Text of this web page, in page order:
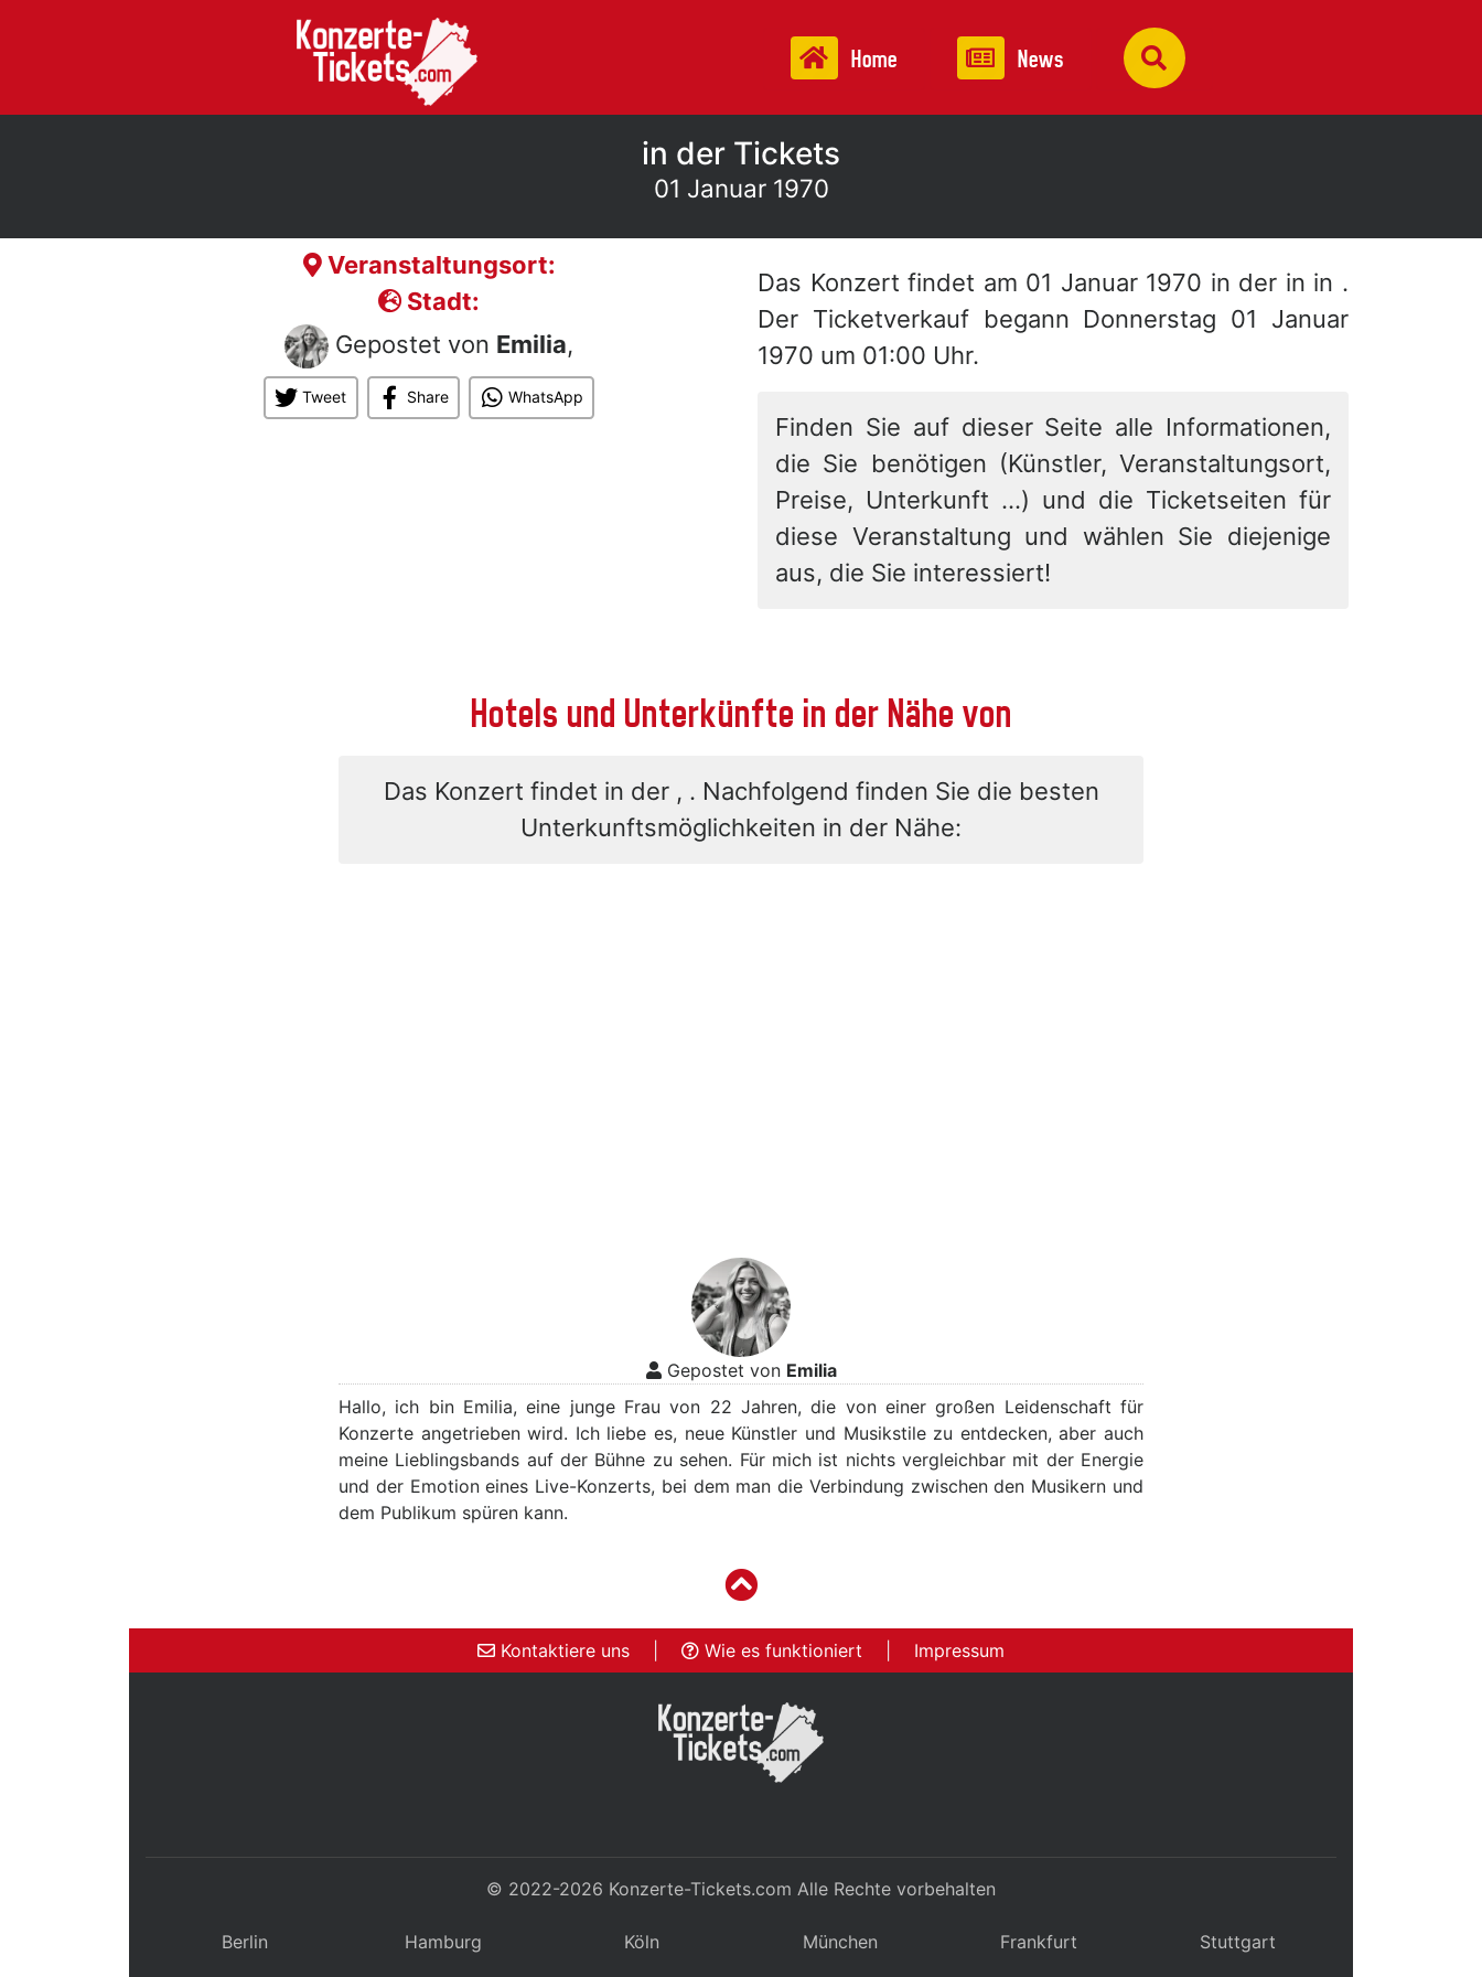
Home News
in der Tickets
01 Januar 1970
Veranstaltungsort:
Stadt:
Gepostet von Emilia,
Tweet Share WhatsApp
Das Konzert findet am 01 Januar 1970 in der in in .
Der Ticketverkauf begann Donnerstag 01 Januar
1970 um 01:00 Uhr.
Finden Sie auf dieser Seite alle Informationen,
die Sie benötigen (Künstler, Veranstaltungsort,
Preise, Unterkunft ...) und die Ticketseiten für
diese Veranstaltung und wählen Sie diejenige
aus, die Sie interessiert!
Hotels und Unterkünfte in der Nähe von
Das Konzert findet in der , . Nachfolgend finden Sie die besten
Unterkunftsmöglichkeiten in der Nähe:
Gepostet von Emilia
Hallo, ich bin Emilia, eine junge Frau von 22 Jahren, die von einer großen Leidenschaft für
Konzerte angetrieben wird. Ich liebe es, neue Künstler und Musikstile zu entdecken, aber auch
meine Lieblingsbands auf der Bühne zu sehen. Für mich ist nichts vergleichbar mit der Energie
und der Emotion eines Live-Konzerts, bei dem man die Verbindung zwischen den Musikern und
dem Publikum spüren kann.
Kontaktiere uns Wie es funktioniert Impressum
© 2022-2026 Konzerte-Tickets.com Alle Rechte vorbehalten
Berlin Hamburg Köln München Frankfurt Stuttgart